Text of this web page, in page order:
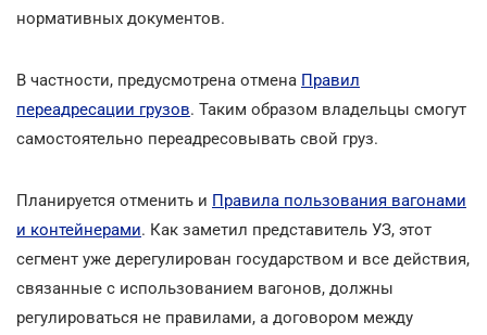
нормативных документов.
В частности, предусмотрена отмена Правил
переадресации грузов. Таким образом владельцы смогут
самостоятельно переадресовывать свой груз.
Планируется отменить и Правила пользования вагонами
и контейнерами. Как заметил представитель УЗ, этот
сегмент уже дерегулирован государством и все действия,
связанные с использованием вагонов, должны
регулироваться не правилами, а договором между